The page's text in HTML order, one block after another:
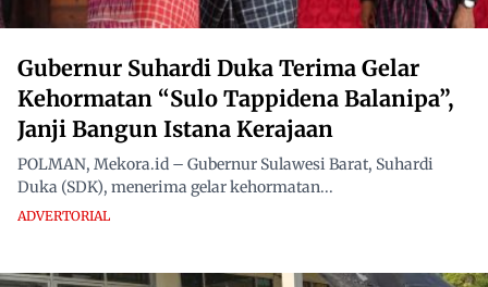
Gubernur Suhardi Duka Terima Gelar
Kehormatan “Sulo Tappidena Balanipa”,
Janji Bangun Istana Kerajaan
POLMAN, Mekora.id – Gubernur Sulawesi Barat, Suhardi
Duka (SDK), menerima gelar kehormatan...
ADVERTORIAL